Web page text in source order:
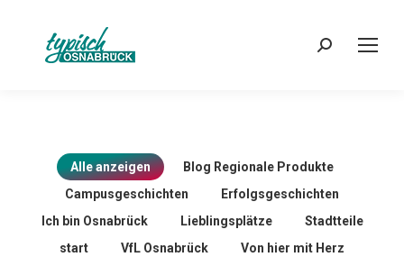
Search:
Alle anzeigen
Blog Regionale Produkte
Campusgeschichten
Erfolgsgeschichten
Ich bin Osnabrück
Lieblingsplätze
Stadtteile
start
VfL Osnabrück Von hier mit Herz